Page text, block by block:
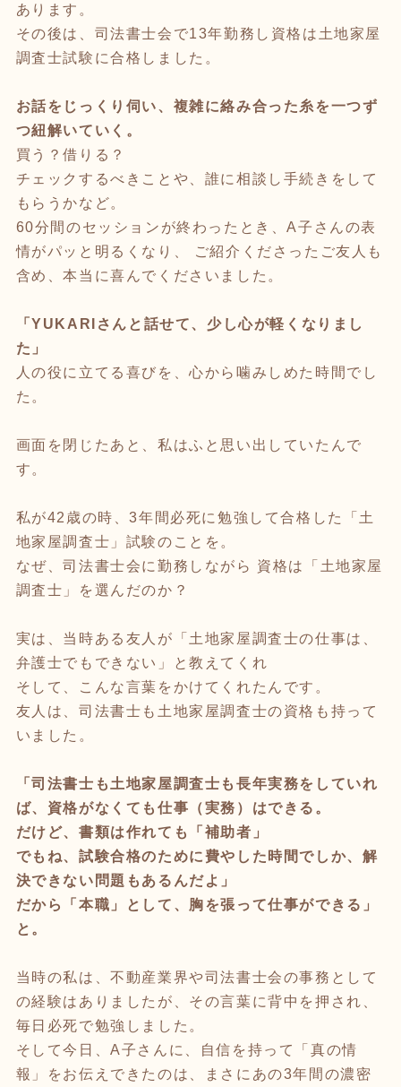
あります。
その後は、司法書士会で13年勤務し資格は土地家屋
調査士試験に合格しました。
お話をじっくり伺い、複雑に絡み合った糸を一つず
つ紐解いていく。
買う？借りる？
チェックするべきことや、誰に相談し手続きをして
もらうかなど。
60分間のセッションが終わったとき、A子さんの表
情がパッと明るくなり、 ご紹介くださったご友人も
含め、本当に喜んでくださいました。
「YUKARIさんと話せて、少し心が軽くなりまし
た」
人の役に立てる喜びを、心から噛みしめた時間でし
た。
画面を閉じたあと、私はふと思い出していたんで
す。
私が42歳の時、3年間必死に勉強して合格した「土
地家屋調査士」試験のことを。
なぜ、司法書士会に勤務しながら 資格は「土地家屋
調査士」を選んだのか？
実は、当時ある友人が「土地家屋調査士の仕事は、
弁護士でもできない」と教えてくれ
そして、こんな言葉をかけてくれたんです。
友人は、司法書士も土地家屋調査士の資格も持って
いました。
「司法書士も土地家屋調査士も長年実務をしていれ
ば、資格がなくても仕事（実務）はできる。
だけど、書類は作れても「補助者」
でもね、試験合格のために費やした時間でしか、解
決できない問題もあるんだよ」
だから「本職」として、胸を張って仕事ができる」
と。
当時の私は、不動産業界や司法書士会の事務として
の経験はありましたが、その言葉に背中を押され、
毎日必死で勉強しました。
そして今日、A子さんに、自信を持って「真の情
報」をお伝えできたのは、まさにあの3年間の濃密